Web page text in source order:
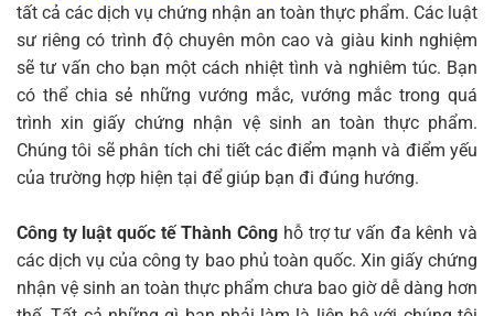
tất cả các dịch vụ chứng nhận an toàn thực phẩm. Các luật
sư riêng có trình độ chuyên môn cao và giàu kinh nghiệm
sẽ tư vấn cho bạn một cách nhiệt tình và nghiêm túc. Bạn
có thể chia sẻ những vướng mắc, vướng mắc trong quá
trình xin giấy chứng nhận vệ sinh an toàn thực phẩm.
Chúng tôi sẽ phân tích chi tiết các điểm mạnh và điểm yếu
của trường hợp hiện tại để giúp bạn đi đúng hướng.
Công ty luật quốc tế Thành Công hỗ trợ tư vấn đa kênh và
các dịch vụ của công ty bao phủ toàn quốc. Xin giấy chứng
nhận vệ sinh an toàn thực phẩm chưa bao giờ dễ dàng hơn